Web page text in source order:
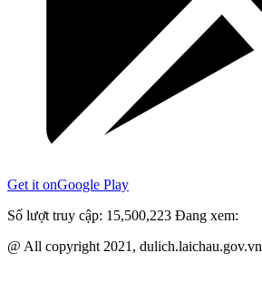
Get it onGoogle Play
Số lượt truy cập: 15,500,223 Đang xem:
@ All copyright 2021, dulich.laichau.gov.vn